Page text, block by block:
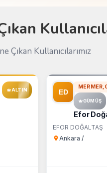
Çıkan Kullanıcılarımız
ALTIN
GÜMÜŞ
Efor
EFOR DOĞALTAŞ
Ankara /